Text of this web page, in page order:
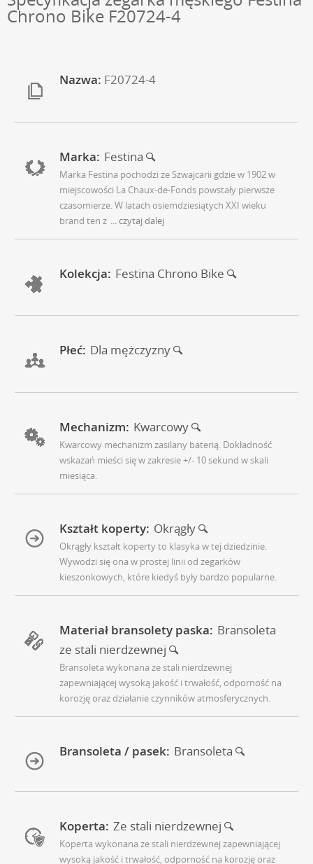
Chrono Bike F20724-4
Nazwa: F20724-4
Marka: Festina
Marka Festina pochodzi ze Szwajcarii gdzie w 1902 w
miejscowości La Chaux-de-Fonds powstały pierwsze
czasomierze. W latach osiemdziesiątych XXI wieku
brand ten z ... czytaj dalej
Kolekcja: Festina Chrono Bike
Płeć: Dla mężczyzny
Mechanizm: Kwarcowy
Kwarcowy mechanizm zasilany baterią. Dokładność
wskazań mieści się w zakresie +/- 10 sekund w skali
miesiąca.
Kształt koperty: Okrągły
Okrągły kształt koperty to klasyka w tej dziedzinie.
Wywodzi się ona w prostej linii od zegarków
kieszonkowych, które kiedyś były bardzo popularne.
Materiał bransolety paska: Bransoleta
ze stali nierdzewnej
Bransoleta wykonana ze stali nierdzewnej
zapewniającej wysoką jakość i trwałość, odporność na
korozję oraz działanie czynników atmosferycznych.
Bransoleta / pasek: Bransoleta
Koperta: Ze stali nierdzewnej
Koperta wykonana ze stali nierdzewnej zapewniającej
wysoką jakość i trwałość, odporność na korozję oraz